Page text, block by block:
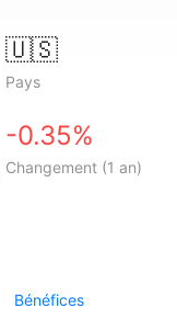
🇺🇸
Pays
-0.35%
Changement (1 an)
Bénéfices